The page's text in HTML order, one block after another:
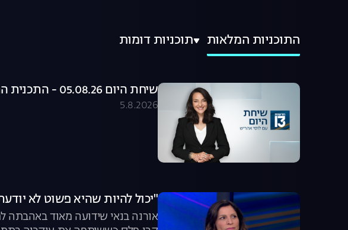
התוכניות המלאות תוכניות דומות
שיחת היום 05.08.26 - התכנית המלאה
5.8.2026
"יכול להיות שהיא פשוט לא
אורנה בנאי שידועה מאוד באהבתה